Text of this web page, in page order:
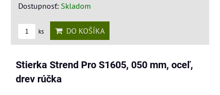
Dostupnosť: Skladom
ks DO KOŠÍKA
Stierka Strend Pro S1605, 050 mm, oceľ,
drev rúčka